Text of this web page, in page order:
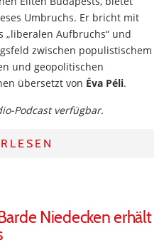
Umbruchs. Er bricht mit
„liberalen Aufbruchs“ und
zwischen populistischem
und geopolitischen
übersetzt von Éva Péli.
Podcast verfügbar.
Niedecken erhält